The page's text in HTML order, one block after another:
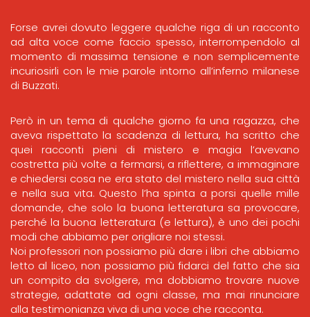
Forse avrei dovuto leggere qualche riga di un racconto
ad alta voce come faccio spesso, interrompendolo al
momento di massima tensione e non semplicemente
incuriosirli con le mie parole intorno all’inferno milanese
di Buzzati.
Però in un tema di qualche giorno fa una ragazza, che
aveva rispettato la scadenza di lettura, ha scritto che
quei racconti pieni di mistero e magia l’avevano
costretta più volte a fermarsi, a riflettere, a immaginare
e chiedersi cosa ne era stato del mistero nella sua città
e nella sua vita. Questo l’ha spinta a porsi quelle mille
domande, che solo la buona letteratura sa provocare,
perché la buona letteratura (e lettura), è uno dei pochi
modi che abbiamo per origliare noi stessi.
Noi professori non possiamo più dare i libri che abbiamo
letto al liceo, non possiamo più fidarci del fatto che sia
un compito da svolgere, ma dobbiamo trovare nuove
strategie, adattate ad ogni classe, ma mai rinunciare
alla testimonianza viva di una voce che racconta.